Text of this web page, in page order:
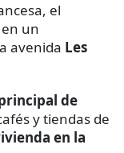
el
un
avenida Les
de
y tiendas de
en la